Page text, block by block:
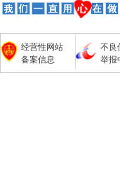
经营性网站
备案信息
不良
举报